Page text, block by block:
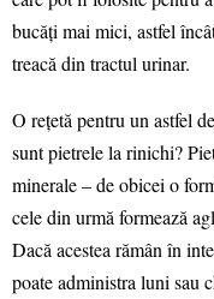
bucăți mai mici, astfel
treacă din tractul urinar.
O rețetă pentru un astfel
sunt pietrele la rinichi?
minerale – de obicei o
cele din urmă formează
Dacă acestea rămân în
poate administra luni sau